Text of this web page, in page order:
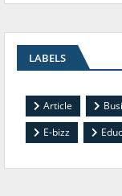
LABELS
Article
E-bizz